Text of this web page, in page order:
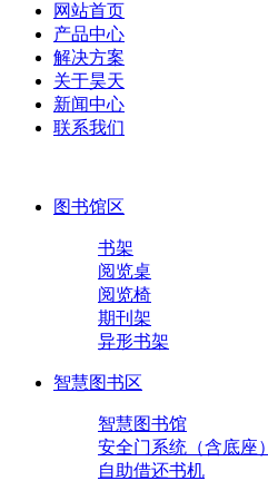
网站首页
产品中心
解决方案
关于昊天
新闻中心
联系我们
图书馆区
书架
阅览桌
阅览椅
期刊架
异形书架
智慧图书区
智慧图书馆
安全门系统（含底座）
自助借还书机